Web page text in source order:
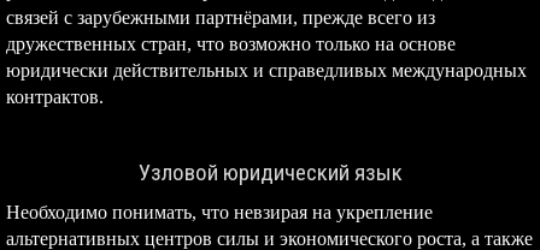
связей с зарубежными партнёрами, прежде всего из
дружественных стран, что возможно только на основе
юридически действительных и справедливых международных
контрактов.
Узловой юридический язык
Необходимо понимать, что невзирая на укрепление
альтернативных центров силы и экономического роста, а также